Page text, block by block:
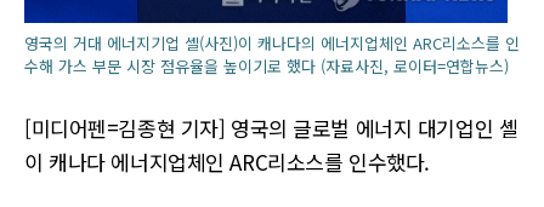
영국의 거대 에너지기업 셸(사진)이 캐나다의 에너지업체인 ARC리소스를 인
수해 가스 부문 시장 점유율을 높이기로 했다 (자료사진, 로이터=연합뉴스)
[미디어펜=김종현 기자] 영국의 글로벌 에너지 대기업인 셸
이 캐나다 에너지업체인 ARC리소스를 인수했다.